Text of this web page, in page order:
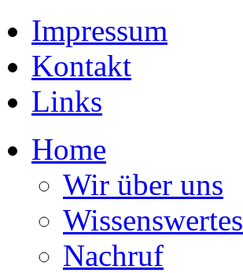
Impressum
Kontakt
Links
Home
Wir über uns
Wissenswertes
Nachruf